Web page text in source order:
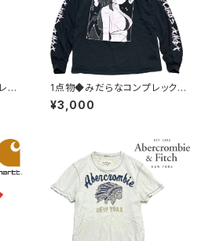
ッ
90
1点物◆みだらなコンプレックス
長袖ロンT黒プリントTシャツ古
着メンズLレディースOKアメカ
¥3,000